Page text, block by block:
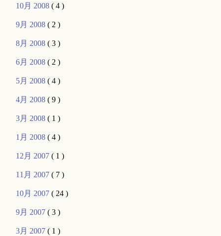
10月 2008( 4 )
9月 2008( 2 )
8月 2008( 3 )
6月 2008( 2 )
5月 2008( 4 )
4月 2008( 9 )
3月 2008( 1 )
1月 2008( 4 )
12月 2007( 1 )
11月 2007( 7 )
10月 2007( 24 )
9月 2007( 3 )
3月 2007( 1 )